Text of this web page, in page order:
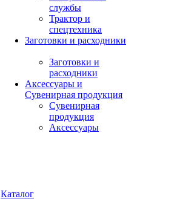
службы
Трактор и
спецтехника
Заготовки и расходники
Заготовки и
расходники
Аксессуары и
Сувенирная продукция
Сувенирная
продукция
Аксессуары
Каталог